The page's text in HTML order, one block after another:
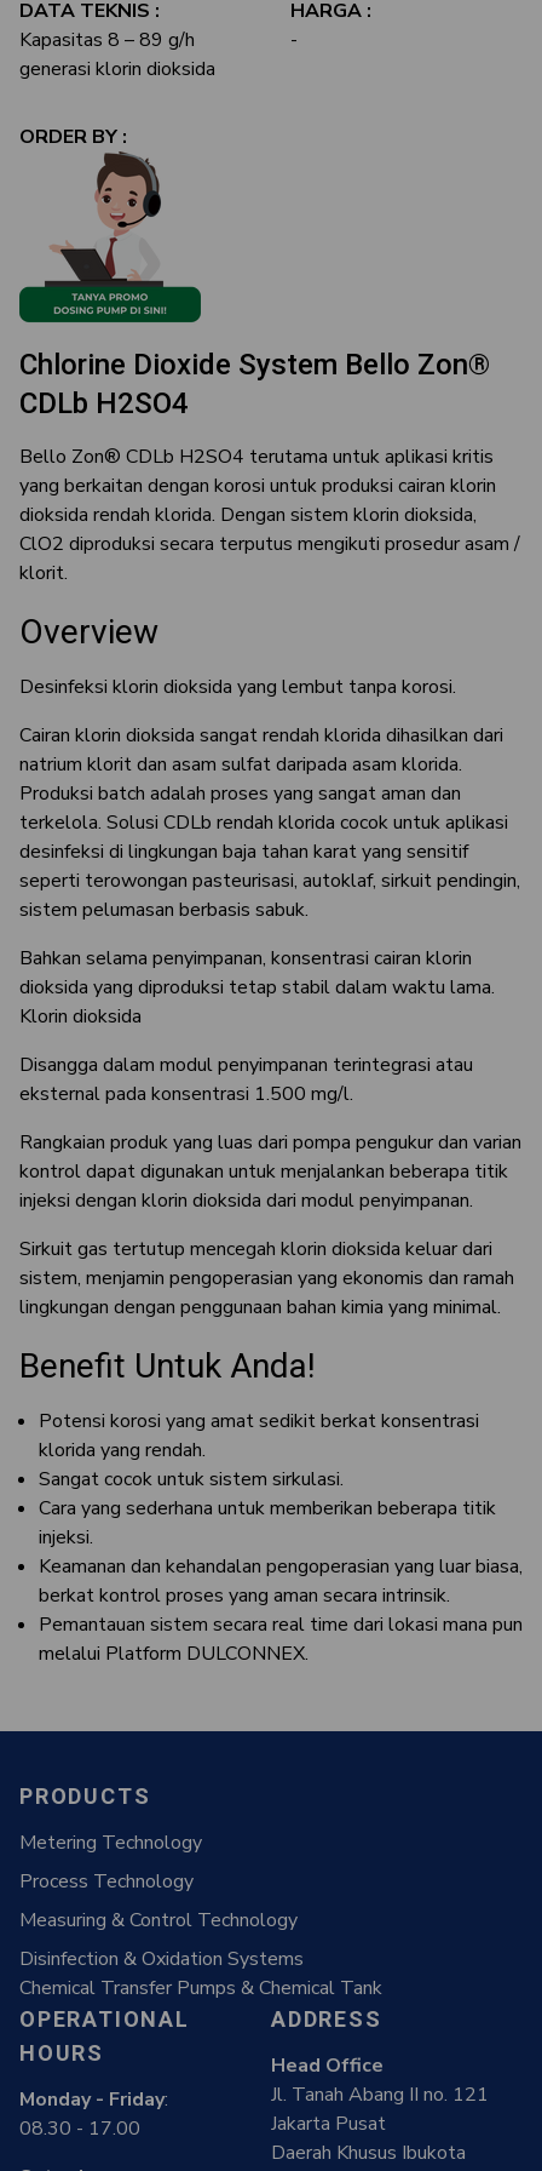
Chlorine Dioxide System Bello Zon®
CDLb H2SO4
Bello Zon® CDLb H2SO4 terutama untuk aplikasi kritis
yang berkaitan dengan korosi untuk produksi cairan klorin
dioksida rendah klorida. Dengan sistem klorin dioksida,
ClO2 diproduksi secara terputus mengikuti prosedur asam /
klorit.
Overview
Desinfeksi klorin dioksida yang lembut tanpa korosi.
Cairan klorin dioksida sangat rendah klorida dihasilkan dari
natrium klorit dan asam sulfat daripada asam klorida.
Produksi batch adalah proses yang sangat aman dan
terkelola. Solusi CDLb rendah klorida cocok untuk aplikasi
desinfeksi di lingkungan baja tahan karat yang sensitif
seperti terowongan pasteurisasi, autoklaf, sirkuit pendingin,
sistem pelumasan berbasis sabuk.
Bahkan selama penyimpanan, konsentrasi cairan klorin
dioksida yang diproduksi tetap stabil dalam waktu lama.
Klorin dioksida
Disangga dalam modul penyimpanan terintegrasi atau
eksternal pada konsentrasi 1.500 mg/l.
Rangkaian produk yang luas dari pompa pengukur dan varian
kontrol dapat digunakan untuk menjalankan beberapa titik
injeksi dengan klorin dioksida dari modul penyimpanan.
Sirkuit gas tertutup mencegah klorin dioksida keluar dari
sistem, menjamin pengoperasian yang ekonomis dan ramah
lingkungan dengan penggunaan bahan kimia yang minimal.
Benefit Untuk Anda!
Potensi korosi yang amat sedikit berkat konsentrasi
klorida yang rendah.
Sangat cocok untuk sistem sirkulasi.
Cara yang sederhana untuk memberikan beberapa titik
injeksi.
Keamanan dan kehandalan pengoperasian yang luar biasa,
berkat kontrol proses yang aman secara intrinsik.
Pemantauan sistem secara real time dari lokasi mana pun
melalui Platform DULCONNEX.
DATA TEKNIS :
Kapasitas 8 – 89 g/h
generasi klorin dioksida
HARGA :
-
ORDER BY :
PRODUCTS
Metering Technology
Process Technology
Measuring & Control Technology
Disinfection & Oxidation Systems
Chemical Transfer Pumps & Chemical Tank
OPERATIONAL
HOURS
Monday - Friday:
08.30 - 17.00
ADDRESS
Head Office
Jl. Tanah Abang II no. 121
Jakarta Pusat
Daerah Khusus Ibukota